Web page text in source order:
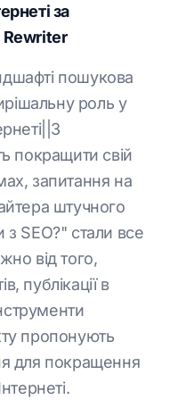
за
Rewriter
пошукова
роль у
покращити свій
запитання на
штучного
SEO?" стали все
від того,
публікації в
пропонують
для покращення